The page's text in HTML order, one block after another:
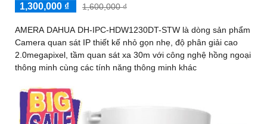
1,300,000 ₫ 1,600,000 ₫
AMERA DAHUA DH-IPC-HDW1230DT-STW là dòng sản phẩm
Camera quan sát IP thiết kế nhỏ gọn nhẹ, độ phân giải cao
2.0megapixel, tầm quan sát xa 30m với công nghệ hồng ngoại
thông minh cùng các tính năng thông minh khác